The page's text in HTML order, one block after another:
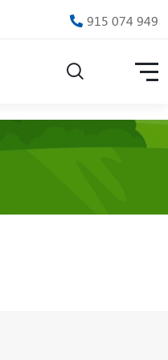
915 074 949